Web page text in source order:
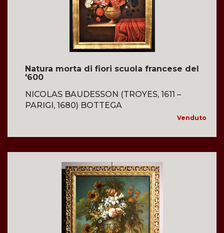
Natura morta di fiori scuola francese del
'600
NICOLAS BAUDESSON (TROYES, 1611 –
PARIGI, 1680) BOTTEGA
Venduto